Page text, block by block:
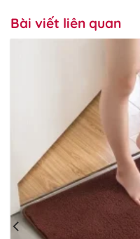
Bài viết liên quan